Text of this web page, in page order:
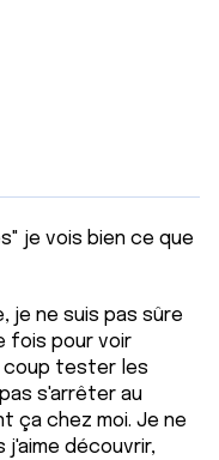
je vois bien ce que
je ne suis pas sûre
fois pour voir
coup tester les
s'arrêter au
ça chez moi. Je ne
j'aime découvrir,